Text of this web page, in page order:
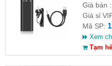
Giá bán :
Giá sỉ
Mã SP:
Xem
Tạm